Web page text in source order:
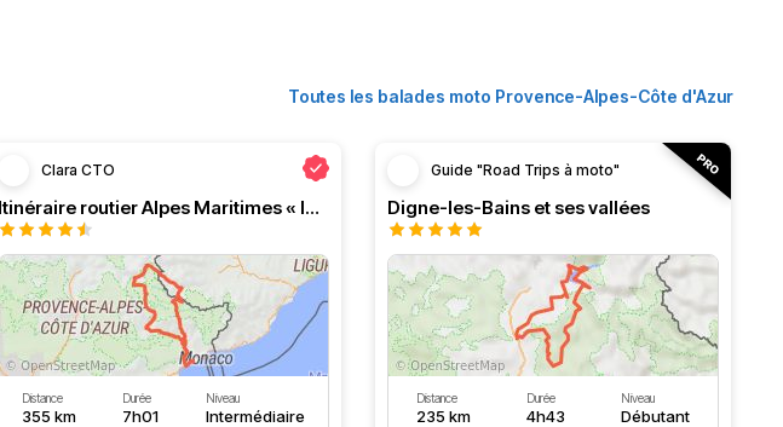
Toutes les balades moto Provence-Alpes-Côte d'Azur
Clara CTO
Itinéraire routier Alpes Maritimes « la classique »
Distance
355 km
Durée
7h01
Niveau
Intermédiaire
Guide "Road Trips à moto"
Digne-les-Bains et ses vallées
Distance
235 km
Durée
4h43
Niveau
Débutant